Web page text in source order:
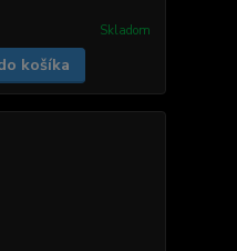
Skladom
košíka